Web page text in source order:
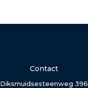
Contact
Diksmuidsesteenweg 396